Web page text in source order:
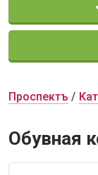
Проспектъ
Обувная